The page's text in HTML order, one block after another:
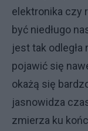
elektronika czy
być niedługo
jest tak
pojawić się
okażą się
jasnowidza
zmierza ku